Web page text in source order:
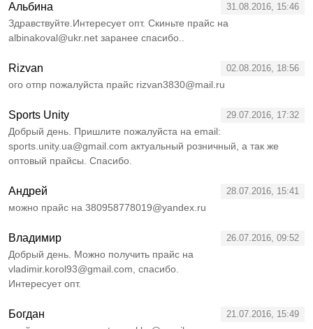
Альбина 31.08.2016, 15:46
Здравствуйте.Интересует опт. Скиньте прайс на
albinakoval@ukr.net заранее спасибо..
Rizvan 02.08.2016, 18:56
ого отпр пожалуйста прайс rizvan3830@mail.ru
Sports Unity 29.07.2016, 17:32
Добрый день. Пришлите пожалуйста на email:
sports.unity.ua@gmail.com актуальный розничный, а так же
оптовый прайсы. Спасибо.
Андрей 28.07.2016, 15:41
можно прайс на 380958778019@yandex.ru
Владимир 26.07.2016, 09:52
Добрый день. Можно получить прайс на
vladimir.korol93@gmail.com, спасибо.
Интересует опт.
Богдан 21.07.2016, 15:49